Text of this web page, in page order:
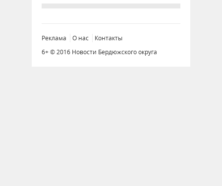
Реклама О нас
Контакты
6+ © 2016 Новости Бердюжского округа